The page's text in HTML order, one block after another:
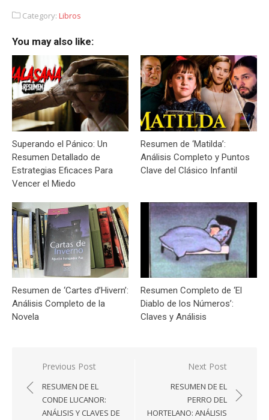
Category: Libros
You may also like:
Superando el Pánico: Un
Resumen Detallado de
Estrategias Eficaces Para
Vencer el Miedo
Resumen de ‘Matilda’:
Análisis Completo y Puntos
Clave del Clásico Infantil
Resumen de ‘Cartes d’Hivern’:
Análisis Completo de la
Novela
Resumen Completo de ‘El
Diablo de los Números’:
Claves y Análisis
Navegación
de
entradas
Previous Post
RESUMEN DE EL
CONDE LUCANOR:
ANÁLISIS Y CLAVES DE
Next Post
RESUMEN DE EL
PERRO DEL
HORTELANO: ANÁLISIS